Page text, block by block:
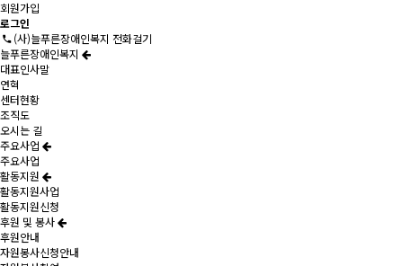
회원가입
로그인
(사)늘푸른장애인복지 전화걸기
늘푸른장애인복지
대표인사말
연혁
센터현황
조직도
오시는 길
주요사업
주요사업
활동지원
활동지원사업
활동지원신청
후원 및 봉사
후원안내
자원봉사신청안내